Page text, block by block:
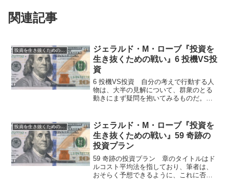
関連記事
投資を生き抜くための戦い
ジェラルド・M・ローブ『投資を
生き抜くための戦い』6 投機VS投
資
6 投機VS投資 自分の考えで行動する人
物は、大半の見解について、群衆のとる
動きにまず疑問を抱いてみるものだ。な
なインカムを得ようとすると必ず損失を
招くと信じているので...
投資を生き抜くための戦い
ジェラルド・M・ローブ『投資を
生き抜くための戦い』59 奇跡の
投資プラン
59 奇跡の投資プラン 章のタイトルはド
ルコスト平均法を指しており、筆者は、
おそらく予想できるように、これに否定